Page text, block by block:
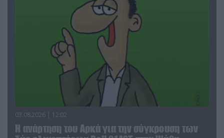
03.08.2026 | 12:02
Η ανάρτηση του Αρκά για την σύγκρουση των